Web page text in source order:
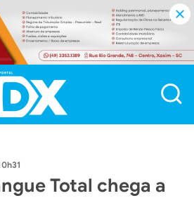
Total chega a